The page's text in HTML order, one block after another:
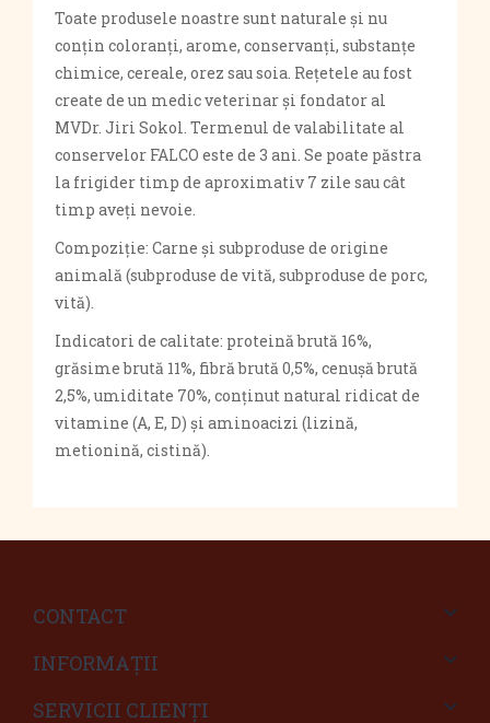
Toate produsele noastre sunt naturale și nu
conțin coloranți, arome, conservanți, substanțe
chimice, cereale, orez sau soia. Rețetele au fost
create de un medic veterinar și fondator al
MVDr. Jiri Sokol. Termenul de valabilitate al
conservelor FALCO este de 3 ani. Se poate păstra
la frigider timp de aproximativ 7 zile sau cât
timp aveți nevoie.
Compoziție: Carne și subproduse de origine
animală (subproduse de vită, subproduse de porc,
vită).
Indicatori de calitate: proteină brută 16%,
grăsime brută 11%, fibră brută 0,5%, cenușă brută
2,5%, umiditate 70%, conținut natural ridicat de
vitamine (A, E, D) și aminoacizi (lizină,
metionină, cistină).
CONTACT
INFORMAŢII
SERVICII CLIENŢI